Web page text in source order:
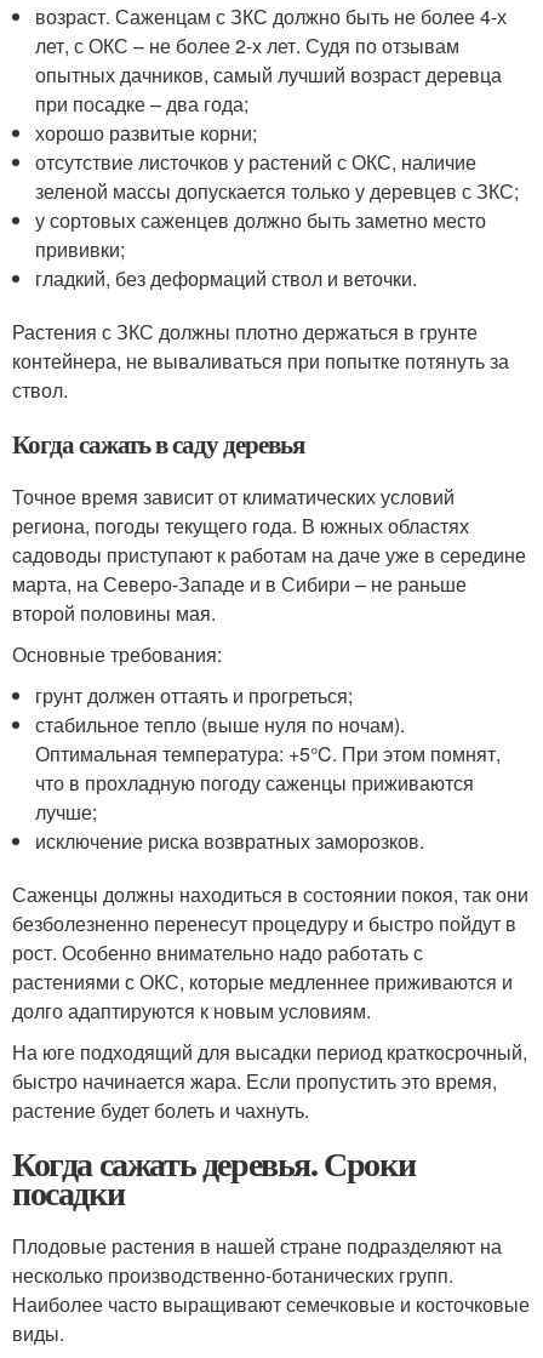
возраст. Саженцам с ЗКС должно быть не более 4-х
лет, с ОКС – не более 2-х лет. Судя по отзывам
опытных дачников, самый лучший возраст деревца
при посадке – два года;
хорошо развитые корни;
отсутствие листочков у растений с ОКС, наличие
зеленой массы допускается только у деревцев с ЗКС;
у сортовых саженцев должно быть заметно место
прививки;
гладкий, без деформаций ствол и веточки.
Растения с ЗКС должны плотно держаться в грунте
контейнера, не вываливаться при попытке потянуть за
ствол.
Когда сажать в саду деревья
Точное время зависит от климатических условий
региона, погоды текущего года. В южных областях
садоводы приступают к работам на даче уже в середине
марта, на Северо-Западе и в Сибири – не раньше
второй половины мая.
Основные требования:
грунт должен оттаять и прогреться;
стабильное тепло (выше нуля по ночам).
Оптимальная температура: +5°C. При этом помнят,
что в прохладную погоду саженцы приживаются
лучше;
исключение риска возвратных заморозков.
Саженцы должны находиться в состоянии покоя, так они
безболезненно перенесут процедуру и быстро пойдут в
рост. Особенно внимательно надо работать с
растениями с ОКС, которые медленнее приживаются и
долго адаптируются к новым условиям.
На юге подходящий для высадки период краткосрочный,
быстро начинается жара. Если пропустить это время,
растение будет болеть и чахнуть.
Когда сажать деревья. Сроки
посадки
Плодовые растения в нашей стране подразделяют на
несколько производственно-ботанических групп.
Наиболее часто выращивают семечковые и косточковые
виды.